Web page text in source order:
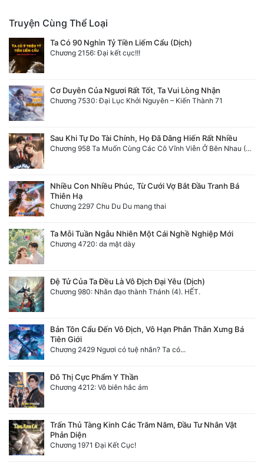
Truyện Cùng Thể Loại
Ta Có 90 Nghìn Tỷ Tiền Liếm Cẩu (Dịch)
Chương 2156: Đại kết cục!!!
Cơ Duyên Của Ngươi Rất Tốt, Ta Vui Lòng Nhận
Chương 7530: Đại Lục Khởi Nguyên – Kiến Thành 71
Sau Khi Tự Do Tài Chính, Họ Đã Dâng Hiến Rất Nhiều
Chương 958 Ta Muốn Cùng Các Cô Vĩnh Viễn Ở Bên Nhau (2) Hết
Nhiều Con Nhiều Phúc, Từ Cưới Vợ Bắt Đầu Tranh Bá
Thiên Hạ
Chương 2297 Chu Du Du mang thai
Ta Mỗi Tuần Ngẫu Nhiên Một Cái Nghề Nghiệp Mới
Chương 4720: da mặt dày
Đệ Tử Của Ta Đều Là Vô Địch Đại Yêu (Dịch)
Chương 980: Nhân đạo thành Thánh (4). HẾT.
Bản Tôn Cẩu Đến Vô Địch, Vô Hạn Phân Thân Xưng Bá
Tiên Giới
Chương 2429 Ngươi có tuệ nhãn? Ta có...
Đô Thị Cực Phẩm Y Thần
Chương 4212: Vô biên hắc ám
Trấn Thủ Tàng Kinh Các Trăm Năm, Đầu Tư Nhân Vật
Phản Diện
Chương 1971 Đại Kết Cục!